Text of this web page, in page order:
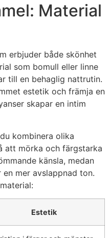
Material
erbjuder både skönhet
som bomull eller linne
till en behaglig nattrutin.
estetik och främja en
skapar en intim
kombinera olika
att mörka och färgstarka
känsla, medan
mer avslappnad ton.
Estetik